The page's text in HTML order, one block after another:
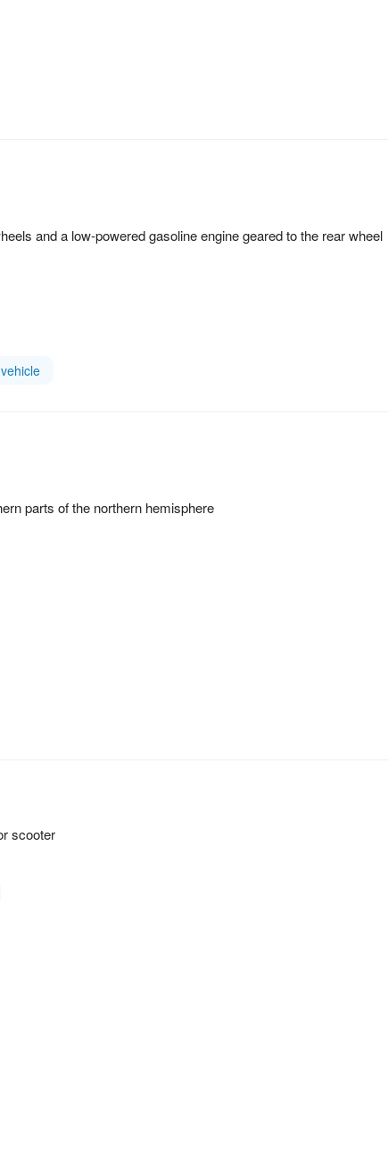
and a low-powered gasoline engine geared to the rear wheel
parts of the northern hemisphere
scooter